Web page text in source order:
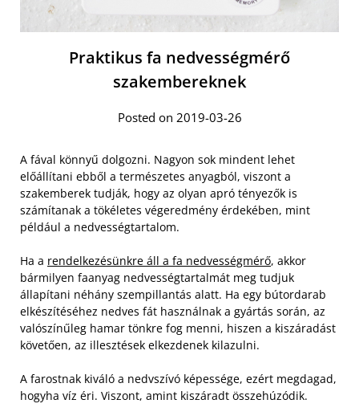
Praktikus fa nedvességmérő
szakembereknek
Posted on 2019-03-26
A fával könnyű dolgozni. Nagyon sok mindent lehet
előállítani ebből a természetes anyagból, viszont a
szakemberek tudják, hogy az olyan apró tényezők is
számítanak a tökéletes végeredmény érdekében, mint
például a nedvességtartalom.
Ha a rendelkezésünkre áll a fa nedvességmérő, akkor
bármilyen faanyag nedvességtartalmát meg tudjuk
állapítani néhány szempillantás alatt. Ha egy bútordarab
elkészítéséhez nedves fát használnak a gyártás során, az
valószínűleg hamar tönkre fog menni, hiszen a kiszáradást
követően, az illesztések elkezdenek kilazulni.
A farostnak kiváló a nedvszívó képessége, ezért megdagad,
hogyha víz éri. Viszont, amint kiszáradt összehúzódik.